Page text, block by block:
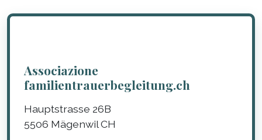
Associazione
familientrauerbegleitung.ch
Hauptstrasse 26B
5506 Mägenwil CH